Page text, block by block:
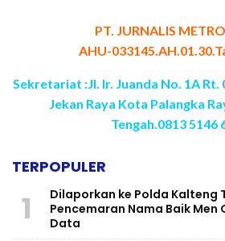
PT. JURNALIS METRO
AHU-
Sekretariat :Jl. Ir. Juanda No. 1A
Jekan Raya Kota Palangka
Tengah.0813 5146
TERPOPULER
1
Dilaporkan ke Polda Kalteng
Pencemaran Nama Baik Men
Data